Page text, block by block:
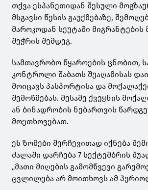
თქვა ესპანეთიდან შესული
მსგავსი წესის გაუქმებაზე,
მაროკოდან სეუტაში მიგრანტების
შეჭრის შემდეგ.
სამთავრობო წყაროების ცნობით,
კონტროლი შაბათს შუაღამისას
მოიცავს პასპორტისა და
შემოწმებას. მესამე ქვეყნის
ან ბინადრობის ნებართვის
მოეთხოვებათ.
ეს ზომები შერჩევითად იქნება
ძალაში დარჩება 7 სექტემბრის
„მათი მიღების გამომწვევი
ცვლილება არ მოითხოვს ამ